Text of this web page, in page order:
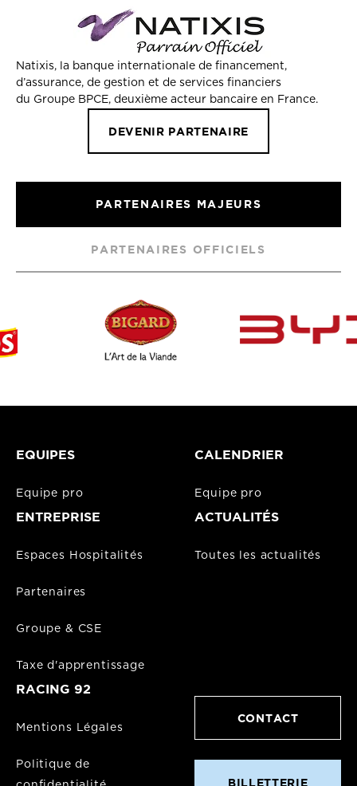
Natixis, la banque internationale de financement,
d’assurance, de gestion et de services financiers
du Groupe BPCE, deuxième acteur bancaire en France.
DEVENIR PARTENAIRE
PARTENAIRES MAJEURS
PARTENAIRES OFFICIELS
EQUIPES
Equipe pro
CALENDRIER
Equipe pro
ENTREPRISE
Espaces Hospitalités
Partenaires
Groupe & CSE
Taxe d'apprentissage
ACTUALITÉS
Toutes les actualités
RACING 92
Mentions Légales
Politique de
CONTACT
BILLETTERIE